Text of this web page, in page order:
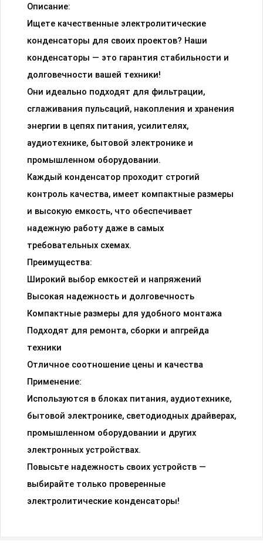
Описание:
Ищете качественные электролитические
конденсаторы для своих проектов? Наши
конденсаторы — это гарантия стабильности и
долговечности вашей техники!
Они идеально подходят для фильтрации,
сглаживания пульсаций, накопления и хранения
энергии в цепях питания, усилителях,
аудиотехнике, бытовой электронике и
промышленном оборудовании.
Каждый конденсатор проходит строгий
контроль качества, имеет компактные размеры
и высокую емкость, что обеспечивает
надежную работу даже в самых
требовательных схемах.
Преимущества:
Широкий выбор емкостей и напряжений
Высокая надежность и долговечность
Компактные размеры для удобного монтажа
Подходят для ремонта, сборки и апгрейда
техники
Отличное соотношение цены и качества
Применение:
Используются в блоках питания, аудиотехнике,
бытовой электронике, светодиодных драйверах,
промышленном оборудовании и других
электронных устройствах.
Повысьте надежность своих устройств —
выбирайте только проверенные
электролитические конденсаторы!